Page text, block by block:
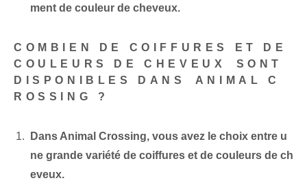
ment de couleur de cheveux.
COMBIEN DE COIFFURES ET DE
COULEURS DE CHEVEUX⁤ SONT
‍DISPONIBLES‍ DANS ⁤ANIMAL C
ROSSING ?
Dans Animal Crossing, vous avez le choix entre u
ne grande variété de coiffures et de couleurs de ch
eveux.